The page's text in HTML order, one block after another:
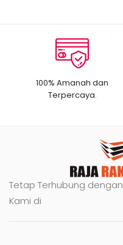
100% Amanah dan
Terpercaya.
Tetap Terhubung dengan
Kami di